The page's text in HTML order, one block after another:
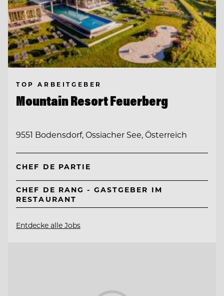
TOP ARBEITGEBER
Mountain Resort Feuerberg
9551 Bodensdorf, Ossiacher See, Österreich
CHEF DE PARTIE
CHEF DE RANG - GASTGEBER IM
RESTAURANT
Entdecke alle Jobs